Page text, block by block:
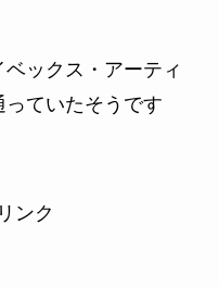
ックス・アーティ
ていたそうです
ンク